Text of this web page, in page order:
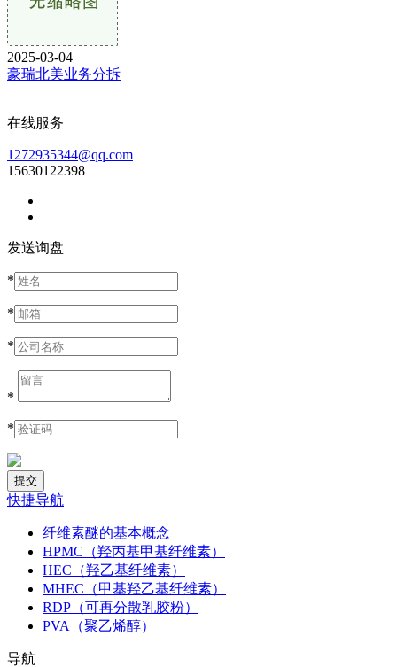
2025-03-04
豪瑞北美业务分拆
在线服务
1272935344@qq.com
15630122398
发送询盘
*
*
*
*
*
快捷导航
纤维素醚的基本概念
HPMC（羟丙基甲基纤维素）
HEC（羟乙基纤维素）
MHEC（甲基羟乙基纤维素）
RDP（可再分散乳胶粉）
PVA（聚乙烯醇）
导航